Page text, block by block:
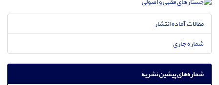
مقالات آماده انتشار
شماره جاری
شماره‌های پیشین نشریه